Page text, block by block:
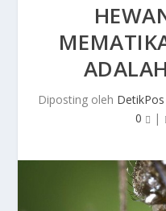
Diposting oleh
0
|